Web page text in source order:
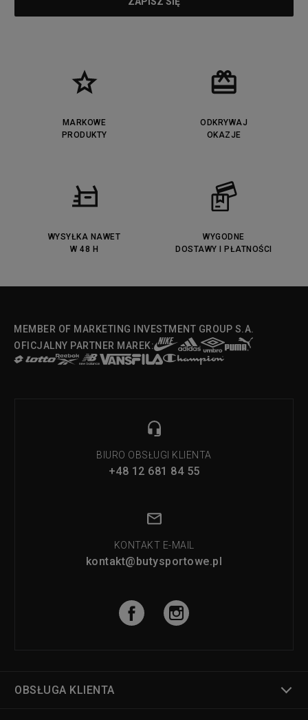
MARKOWE
PRODUKTY
ODKRYWAJ
OKAZJE
WYSYŁKA NAWET
W 48 H
WYGODNE
DOSTAWY I PŁATNOŚCI
MEMBER OF MARKETING INVESTMENT GROUP S.A.
OFICJALNY PARTNER MAREK:
BIURO OBSŁUGI KLIENTA
+48 12 681 84 55
KONTAKT E-MAIL
kontakt@butysportowe.pl
OBSŁUGA KLIENTA